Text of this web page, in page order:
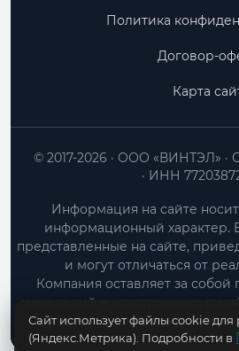
Политика
Договор-
Карта
ООО «ВИНТЭЛ»
ИНН
© 2017-2026
Информация на сайте
информационный характер.
представленные на сайте,
и могут отличаться от
Компания оставляет за собой
изменений в конструкцию,
товара без
Сайт использует файлы cookie
(Яндекс.Метрика). Подробности в